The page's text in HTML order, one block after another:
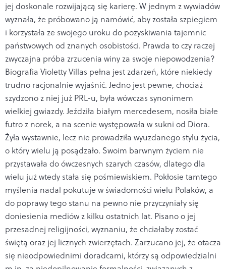
jej doskonale rozwijającą się karierę. W jednym z wywiadów
wyznała, że próbowano ją namówić, aby została szpiegiem
i korzystała ze swojego uroku do pozyskiwania tajemnic
państwowych od znanych osobistości. Prawda to czy raczej
zwyczajna próba zrzucenia winy za swoje niepowodzenia?
Biografia Violetty Villas pełna jest zdarzeń, które niekiedy
trudno racjonalnie wyjaśnić. Jedno jest pewne, chociaż
szydzono z niej już PRL-u, była wówczas synonimem
wielkiej gwiazdy. Jeździła białym mercedesem, nosiła białe
futro z norek, a na scenie występowała w sukni od Diora.
Żyła wystawnie, lecz nie prowadziła wyuzdanego stylu życia,
o który wielu ją posądzało. Swoim barwnym życiem nie
przystawała do ówczesnych szarych czasów, dlatego dla
wielu już wtedy stała się pośmiewiskiem. Pokłosie tamtego
myślenia nadal pokutuje w świadomości wielu Polaków, a
do poprawy tego stanu na pewno nie przyczyniały się
doniesienia mediów z kilku ostatnich lat. Pisano o jej
przesadnej religijności, wyznaniu, że chciałaby zostać
świętą oraz jej licznych zwierzętach. Zarzucano jej, że otacza
się nieodpowiednimi doradcami, którzy są odpowiedzialni